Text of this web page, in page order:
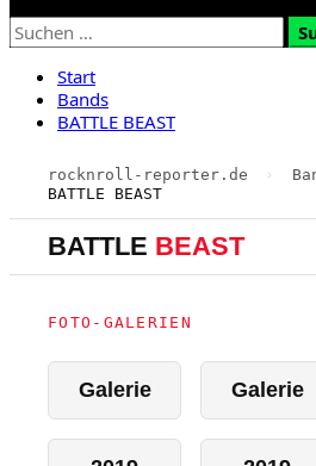
Suchen
nach:
Start
Bands
BATTLE BEAST
rocknroll-reporter.de ›
BATTLE BEAST
BATTLE BEAST
FOTO-GALERIEN
Galerie Galerie